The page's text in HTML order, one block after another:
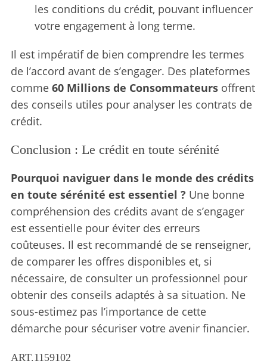
les conditions du crédit, pouvant influencer
votre engagement à long terme.
Il est impératif de bien comprendre les termes
de l’accord avant de s’engager. Des plateformes
comme 60 Millions de Consommateursoffrent
des conseils utiles pour analyser les contrats de
crédit.
Conclusion : Le crédit en toute sérénité
Pourquoi naviguer dans le monde des crédits
en toute sérénité est essentiel ? Une bonne
compréhension des crédits avant de s’engager
est essentielle pour éviter des erreurs
coûteuses. Il est recommandé de se renseigner,
de comparer les offres disponibles et, si
nécessaire, de consulter un professionnel pour
obtenir des conseils adaptés à sa situation. Ne
sous-estimez pas l’importance de cette
démarche pour sécuriser votre avenir financier.
ART.1159102